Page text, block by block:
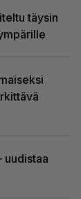
täysin
uudistaa